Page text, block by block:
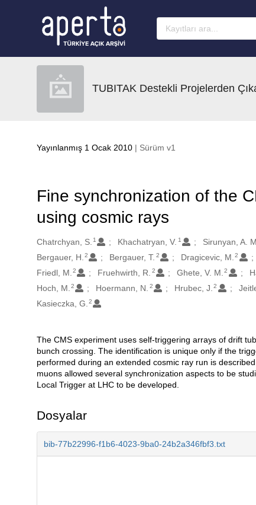
TUBITAK Destekli Projelerden
Yayınlanmış 1 Ocak 2010 | Sürüm v1
Fine synchronization of the
using cosmic rays
Oluşturanlar
Chatrchyan, S. 1 Khachatryan, V. 1 Sirunyan, A. M.
Bergauer, H. 2 Bergauer, T. 2 Dragicevic, M. 2
Friedl, M. 2 Fruehwirth, R. 2 Ghete, V. M. 2
Hoch, M. 2 Hoermann, N. 2 Hrubec, J. 2
Kasieczka, G. 2
Açıklama
The CMS experiment uses self-triggering arrays of drift
bunch crossing. The identification is unique only if the
performed during an extended cosmic ray run is
muons allowed several synchronization aspects to be
Local Trigger at LHC to be developed.
Dosyalar
bib-77b22996-f1b6-4023-9ba0-24b2a346fbf3.txt